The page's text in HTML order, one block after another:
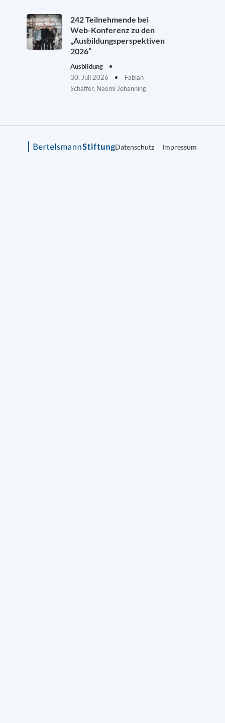
242 Teilnehmende bei
Web-Konferenz zu den
„Ausbildungsperspektiven
2026“
Ausbildung
30. Juli 2026
Fabian
Schaffer, Naemi Johanning
Datenschutz Impressum